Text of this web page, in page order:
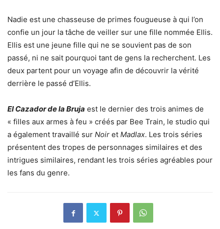
Nadie est une chasseuse de primes fougueuse à qui l’on
confie un jour la tâche de veiller sur une fille nommée Ellis.
Ellis est une jeune fille qui ne se souvient pas de son
passé, ni ne sait pourquoi tant de gens la recherchent. Les
deux partent pour un voyage afin de découvrir la vérité
derrière le passé d’Ellis.
El Cazador de la Bruja est le dernier des trois animes de
« filles aux armes à feu » créés par Bee Train, le studio qui
a également travaillé sur Noir et Madlax. Les trois séries
présentent des tropes de personnages similaires et des
intrigues similaires, rendant les trois séries agréables pour
les fans du genre.